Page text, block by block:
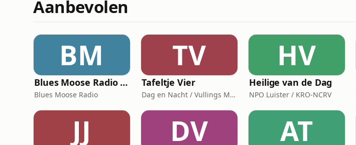
Aanbevolen
BM
Blues Moose Radio (Blues music)
Blues Moose Radio
TV
Tafeltje Vier
Dag en Nacht / Vullings Media
HV
Heilige van de Dag
NPO Luister / KRO-NCRV
JJ DV AT